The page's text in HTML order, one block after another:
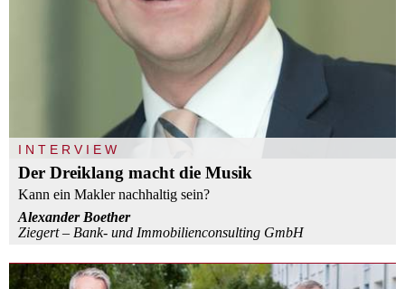
INTERVIEW
Der Dreiklang macht die Musik
Kann ein Makler nachhaltig sein?
Alexander Boether
Ziegert – Bank- und Immobilienconsulting GmbH